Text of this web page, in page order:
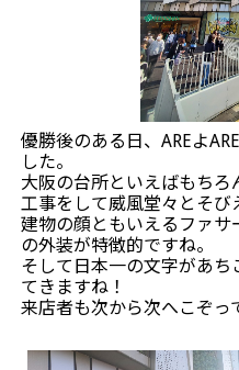
優勝後のある日、AREよ
した。
大阪の台所といえばもち
工事をして威風堂々とそび
建物の顔ともいえるファ
の外装が特徴的ですね。
そして日本一の文字があち
てきますね！
来店者も次から次へこぞっ